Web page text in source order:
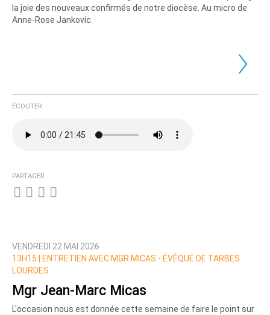
›
la joie des nouveaux confirmés de notre diocèse. Au micro de
Anne-Rose Jankovic.
ÉCOUTER
PARTAGER
VENDREDI 22 MAI 2026
13H15 |
ENTRETIEN AVEC MGR MICAS - ÉVÊQUE DE TARBES
LOURDES
Mgr Jean-Marc Micas
L'occasion nous est donnée cette semaine de faire le point sur